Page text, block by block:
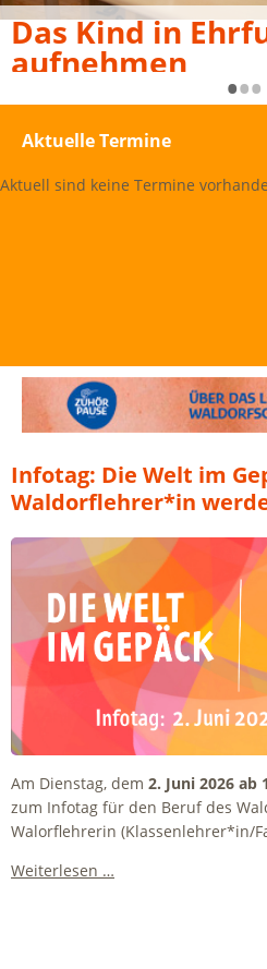
Das Kind in
aufnehmen
•••
Aktuelle Termine
Aktuell sind keine Termine
Infotag: Die Welt im
Waldorflehrer*in
Am Dienstag, dem 2. Juni 2026 ab
zum Infotag für den Beruf des
Walorflehrerin (Klassenlehrer*in/
Weiterlesen …